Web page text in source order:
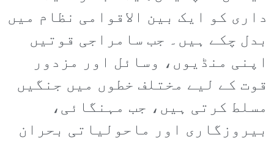
داری کو ایک بین الاقوامی نظام میں
بدل چکے ہیں۔ جب سامراجی قوتیں
اپنی منڈیوں، وسائل اور مزدور
قوت کے لیے مختلف خطوں میں جنگیں
مسلط کرتی ہیں، جب مہنگائی،
بیروزگاری اور ماحولیاتی بحران